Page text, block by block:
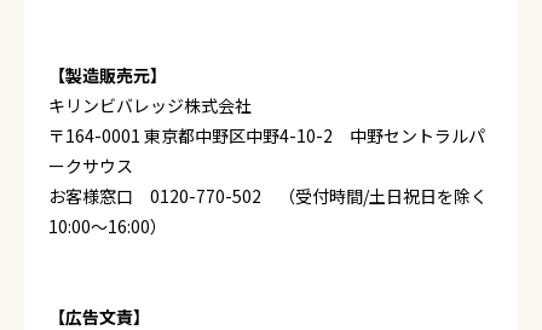
【製造販売元】
キリンビバレッジ株式会社
〒164-0001 東京都中野区中野4-10-2 中野セントラルパ
ークサウス
お客様窓口 0120-770-502 （受付時間/土日祝日を除く
10:00～16:00）
【広告文責】